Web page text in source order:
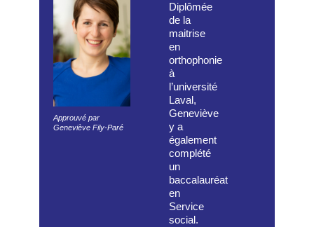
Approuvé par
Geneviève Fily-Paré
Diplômée
de la
maitrise
en
orthophonie
à
l’université
Laval,
Geneviève
y a
également
complété
un
baccalauréat
en
Service
social.